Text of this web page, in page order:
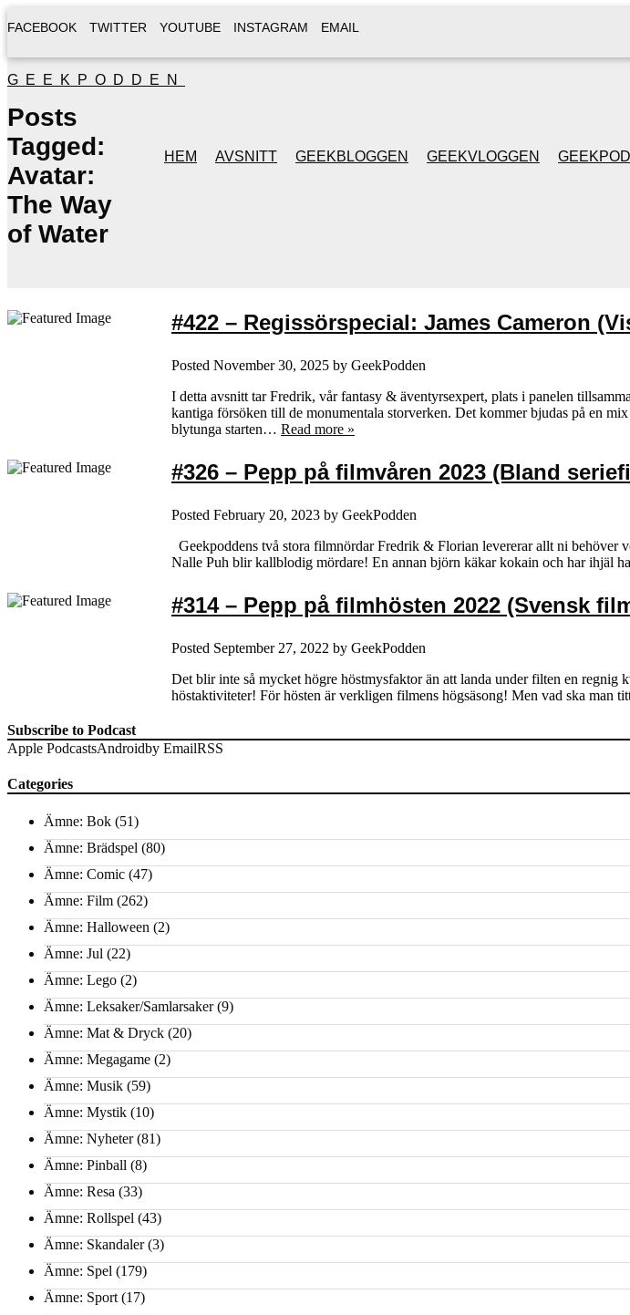
FACEBOOK TWITTER YOUTUBE INSTAGRAM EMAIL
GEEKPODDEN
HEM AVSNITT GEEKBLOGGEN GEEKVLOGGEN
Posts
Tagged:
Avatar:
The Way
of Water
#422 – Regissörspecial: James Cameron
Posted November 30, 2025 by GeekPodden
I detta avsnitt tar Fredrik, vår fantasy & äventyrsexpert, plats i panelen
kantiga försöken till de monumentala storverken. Det kommer bjudas på en
blytunga starten… Read more »
#326 – Pepp på filmvåren 2023 (Bland
Posted February 20, 2023 by GeekPodden
Geekpoddens två stora filmnördar Fredrik & Florian levererar allt ni behöver
Nalle Puh blir kallblodig mördare! En annan björn käkar kokain och har ihjäl
#314 – Pepp på filmhösten 2022 (Svensk
Posted September 27, 2022 by GeekPodden
Det blir inte så mycket högre höstmysfaktor än att landa under filten en
höstaktiviteter! För hösten är verkligen filmens högsäsong! Men vad ska man
Subscribe to Podcast
Apple PodcastsAndroidby EmailRSS
Categories
Ämne: Bok (51)
Ämne: Brädspel (80)
Ämne: Comic (47)
Ämne: Film (262)
Ämne: Halloween (2)
Ämne: Jul (22)
Ämne: Lego (2)
Ämne: Leksaker/Samlarsaker(9)
Ämne: Mat & Dryck (20)
Ämne: Megagame (2)
Ämne: Musik (59)
Ämne: Mystik (10)
Ämne: Nyheter(81)
Ämne: Pinball (8)
Ämne: Resa (33)
Ämne: Rollspel (43)
Ämne: Skandaler(3)
Ämne: Spel (179)
Ämne: Sport (17)